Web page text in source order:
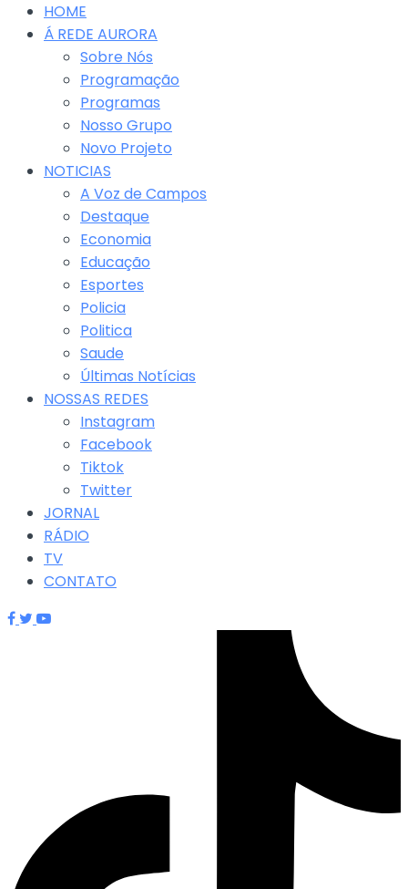
HOME
Á REDE AURORA
Sobre Nós
Programação
Programas
Nosso Grupo
Novo Projeto
NOTICIAS
A Voz de Campos
Destaque
Economia
Educação
Esportes
Policia
Politica
Saude
Últimas Notícias
NOSSAS REDES
Instagram
Facebook
Tiktok
Twitter
JORNAL
RÁDIO
TV
CONTATO